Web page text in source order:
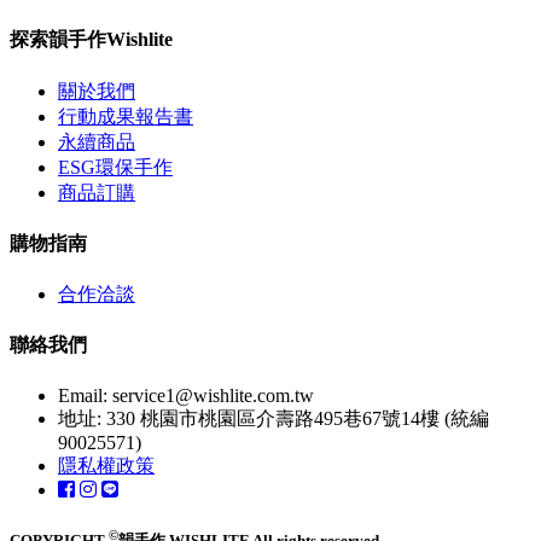
探索韻手作Wishlite
關於我們
行動成果報告書
永續商品
ESG環保手作
商品訂購
購物指南
合作洽談
聯絡我們
Email: service1@wishlite.com.tw
地址: 330 桃園市桃園區介壽路495巷67號14樓 (統編
90025571)
隱私權政策
©